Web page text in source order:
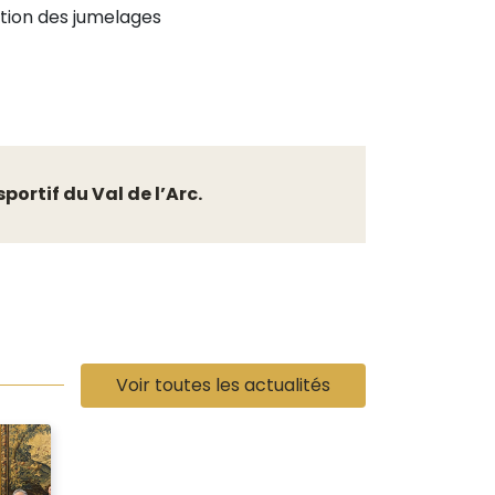
des jumelages
du Val de l’Arc.
Voir toutes les actualités